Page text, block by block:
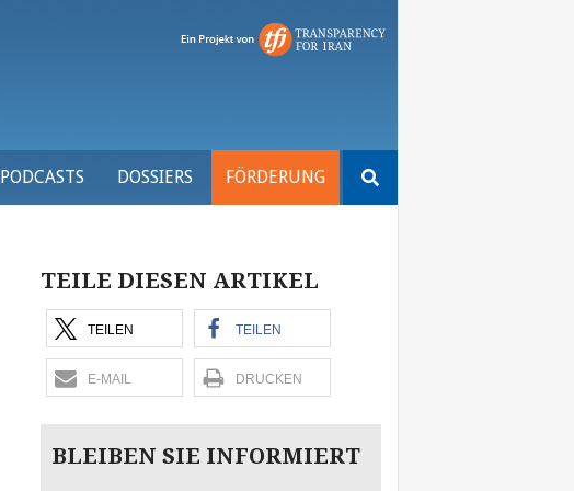
PODCASTS DOSSIERS FÖRDERUNG
nach:
TEILE DIESEN ARTIKEL
TEILEN TEILEN
E-MAIL DRUCKEN
BLEIBEN SIE INFORMIERT